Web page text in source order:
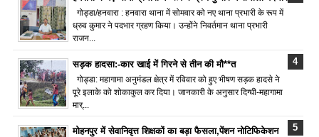
गोड्डा/हनवारा : हनवारा थाना में सोमवार को नए थाना प्रभारी के रूप में
ध्रुव कुमार ने पदभार ग्रहण किया। उन्होंने निवर्तमान थाना प्रभारी
राजन...
सड़क हादसा:-कार खाई में गिरने से तीन की मौ**त
गोड्डा: महागामा अनुमंडल क्षेत्र में रविवार को हुए भीषण सड़क हादसे ने
पूरे इलाके को शोकाकुल कर दिया। जानकारी के अनुसार दिग्घी-महागामा
मार्...
मोहनपुर में सेवानिवृत्त शिक्षकों का बड़ा फैसला,पेंशन नोटिफिकेशन